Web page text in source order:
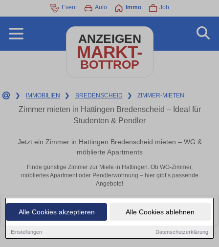
Alle Cookies akzeptieren Alle Cookies ablehnen
Einstellungen Datenschutzerklärung
Event Auto Immo Job
ANZEIGEN
MARKT-
BOTTROP
❯ IMMOBILIEN ❯ BREDENSCHEID ❯ ZIMMER-MIETEN
Zimmer mieten in Hattingen Bredenscheid – Ideal für
Studenten & Pendler
Jetzt ein Zimmer in Hattingen Bredenscheid mieten – WG &
möblierte Apartments
Finde günstige Zimmer zur Miete in Hattingen. Ob WG-Zimmer,
möbliertes Apartment oder Pendlerwohnung – hier gibt’s passende
Angebote!
Leider konnten wir derzeit keine passenden Objekte finden. Schauen Sie
bald wieder vorbei!